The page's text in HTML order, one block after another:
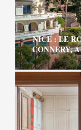
NICE : LE
CONNERY,